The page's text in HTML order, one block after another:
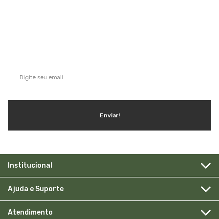
Enviar!
Institucional
Ajuda e Suporte
Atendimento